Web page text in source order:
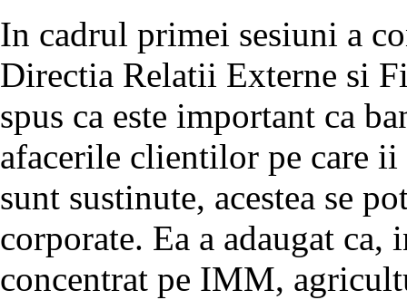
In cadrul primei sesiuni a
Directia Relatii Externe si
spus ca este important ca
afacerile clientilor pe care
sunt sustinute, acestea se
corporate. Ea a adaugat
concentrat pe IMM,